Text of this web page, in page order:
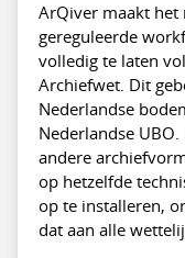
ArQiver maakt het
gereguleerde
volledig te laten
Archiefwet. Dit
Nederlandse
Nederlandse
andere
op hetzelfde
op te installeren,
dat aan alle